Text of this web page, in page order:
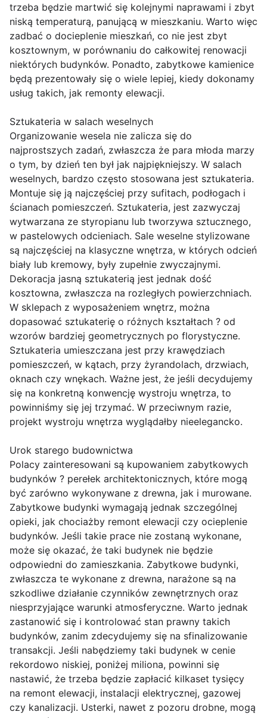
trzeba będzie martwić się kolejnymi naprawami i zbyt
niską temperaturą, panującą w mieszkaniu. Warto więc
zadbać o docieplenie mieszkań, co nie jest zbyt
kosztownym, w porównaniu do całkowitej renowacji
niektórych budynków. Ponadto, zabytkowe kamienice
będą prezentowały się o wiele lepiej, kiedy dokonamy
usług takich, jak remonty elewacji.
Sztukateria w salach weselnych
Organizowanie wesela nie zalicza się do
najprostszych zadań, zwłaszcza że para młoda marzy
o tym, by dzień ten był jak najpiękniejszy. W salach
weselnych, bardzo często stosowana jest sztukateria.
Montuje się ją najczęściej przy sufitach, podłogach i
ścianach pomieszczeń. Sztukateria, jest zazwyczaj
wytwarzana ze styropianu lub tworzywa sztucznego,
w pastelowych odcieniach. Sale weselne stylizowane
są najczęściej na klasyczne wnętrza, w których odcień
biały lub kremowy, były zupełnie zwyczajnymi.
Dekoracja jasną sztukaterią jest jednak dość
kosztowna, zwłaszcza na rozległych powierzchniach.
W sklepach z wyposażeniem wnętrz, można
dopasować sztukaterię o różnych kształtach ? od
wzorów bardziej geometrycznych po florystyczne.
Sztukateria umieszczana jest przy krawędziach
pomieszczeń, w kątach, przy żyrandolach, drzwiach,
oknach czy wnękach. Ważne jest, że jeśli decydujemy
się na konkretną konwencję wystroju wnętrza, to
powinniśmy się jej trzymać. W przeciwnym razie,
projekt wystroju wnętrza wyglądałby nieelegancko.
Urok starego budownictwa
Polacy zainteresowani są kupowaniem zabytkowych
budynków ? perełek architektonicznych, które mogą
być zarówno wykonywane z drewna, jak i murowane.
Zabytkowe budynki wymagają jednak szczególnej
opieki, jak chociażby remont elewacji czy ocieplenie
budynków. Jeśli takie prace nie zostaną wykonane,
może się okazać, że taki budynek nie będzie
odpowiedni do zamieszkania. Zabytkowe budynki,
zwłaszcza te wykonane z drewna, narażone są na
szkodliwe działanie czynników zewnętrznych oraz
niesprzyjające warunki atmosferyczne. Warto jednak
zastanowić się i kontrolować stan prawny takich
budynków, zanim zdecydujemy się na sfinalizowanie
transakcji. Jeśli nabędziemy taki budynek w cenie
rekordowo niskiej, poniżej miliona, powinni się
nastawić, że trzeba będzie zapłacić kilkaset tysięcy
na remont elewacji, instalacji elektrycznej, gazowej
czy kanalizacji. Usterki, nawet z pozoru drobne, mogą